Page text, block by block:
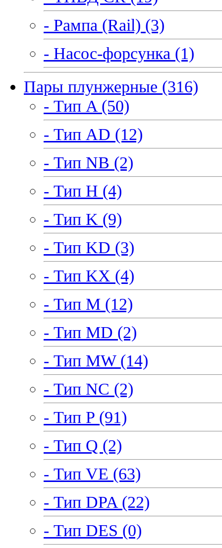
- Рампа (Rail) (3)
- Насос-форсунка (1)
Пары плунжерные (316)
- Тип A (50)
- Тип AD (12)
- Тип NB (2)
- Тип H (4)
- Тип K (9)
- Тип KD (3)
- Тип KX (4)
- Тип M (12)
- Тип MD (2)
- Тип MW (14)
- Тип NC (2)
- Тип P (91)
- Тип Q (2)
- Тип VE (63)
- Тип DPA (22)
- Тип DES (0)